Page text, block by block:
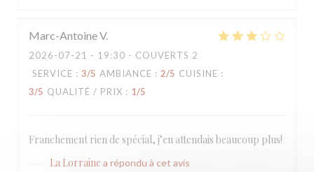
Marc-AntoineV
2026-07-21 - 19:30 - COUVERTS 2
SERVICE : 3/5 AMBIANCE : 2/5 CUISINE :
3/5 QUALITÉ / PRIX : 1/5
Franchement rien de spécial, j’en attendais beaucoup plus!
La Lorraine a répondu à cet avis